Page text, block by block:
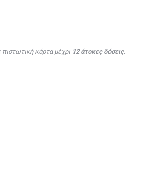
κάρτα μέχρι 12 άτοκες δόσεις.